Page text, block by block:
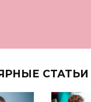
СТАТЬИ